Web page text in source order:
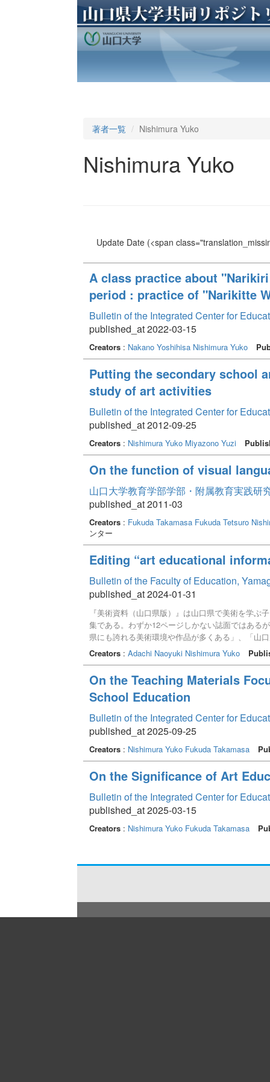
著者一覧 Nishimura Yuko
Nishimura Yuko
Update Date(<span
A class practice about
period : practice of "Narikitte
Bulletin of the Integrated Center for
published_at 2022-03-15
Creators: Nakano Yoshihisa Nishimura Yuko
Putting the secondary school
study of art activities
Bulletin of the Integrated Center for
published_at 2012-09-25
Creators: Nishimura Yuko Miyazono Yuzi
On the function of visual
山口大学教育学部学部・附属教育実践研
published_at 2011-03
Creators: Fukuda Takamasa Fukuda Tetsuro
ンター
Editing “art educational
Bulletin of the Faculty of Education,
published_at 2024-01-31
『美術資料（山口県版）』は山口県で美術を学
集である。わずか12ページしかない誌面ではある
県にも誇れる美術環境や作品が多くある」、「山
としての想いが込められている。しかし、美術科
身のまわりの美術にふれることの大切さについ
作成している。本誌は、今回の編集の記録であり
のである。
Creators: Adachi Naoyuki Nishimura Yuko
On the Teaching Materials
School Education
Bulletin of the Integrated Center for
published_at 2025-09-25
Creators: Nishimura Yuko Fukuda Takamasa
On the Significance of Art
Bulletin of the Integrated Center for
published_at 2025-03-15
Creators: Nishimura Yuko Fukuda Takamasa